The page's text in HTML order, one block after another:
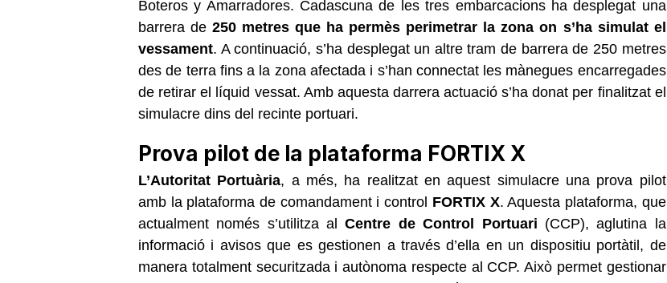
Boteros y Amarradores. Cadascuna de les tres embarcacions ha desplegat una
barrera de250 metres que ha permès perimetrar la zona on s’ha simulat el
vessament. A continuació, s’ha desplegat un altre tram de barrera de 250 metres
des de terra fins a la zona afectada i s’han connectat les mànegues encarregades
de retirar el líquid vessat. Amb aquesta darrera actuació s’ha donat per finalitzat el
simulacre dins del recinte portuari.
Prova pilot de la plataforma FORTIX X
L’Autoritat Portuària, a més, ha realitzat en aquest simulacre una prova pilot
amb la plataforma de comandament i control FORTIX X. Aquesta plataforma, que
actualment només s’utilitza al Centre de Control Portuari (CCP), aglutina la
informació i avisos que es gestionen a través d’ella en un dispositiu portàtil, de
manera totalment securitzada i autònoma respecte al CCP. Això permet gestionar